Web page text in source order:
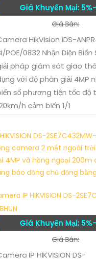
Giá Khuyến Mại:
Giá Bán:
HikVision iDS-
POE/0832 Nhận Diện Biển
pháp giám sát giao
với độ phân giải 4MP
số phương tiện tốc độ
h cảm biến 1/1
IP HIKVISION DS-
Giá Khuyến Mại:
Giá Bán:
IP HIKVISION DS-